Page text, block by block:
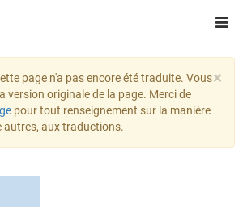
×
page n'a pas encore été traduite. Vous
version originale de la page. Merci de
pour tout renseignement sur la manière
autres, aux traductions.